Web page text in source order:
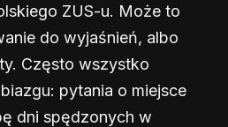
ZUS-u. Może to
do wyjaśnień, albo
Często wszystko
pytania o miejsce
dni spędzonych w